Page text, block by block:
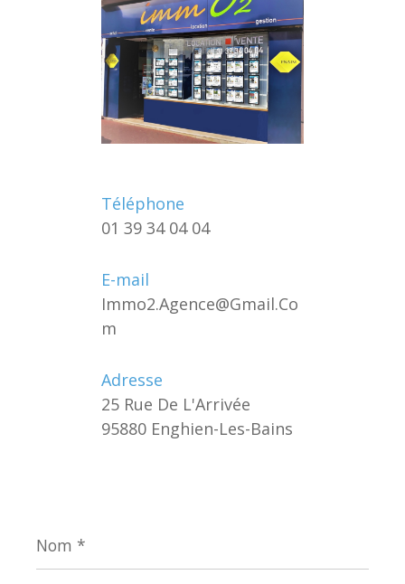
Téléphone
01 39 34 04 04
E-mail
Immo2.agence@gmail.co
M
Adresse
25 Rue De L'Arrivée
95880 Enghien-Les-Bains
*